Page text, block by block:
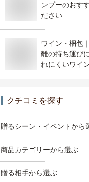
ンプーのおす
ださい
ワイン・梱包
離の持ち運び
れにくいワイ
クチコミを探す
贈るシーン・イベントから
商品カテゴリーから選ぶ
贈る相手から選ぶ